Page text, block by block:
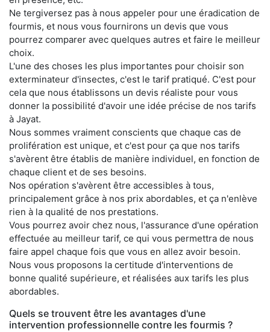
Ne tergiversez pas à nous appeler pour une éradication de
fourmis, et nous vous fournirons un devis que vous
pourrez comparer avec quelques autres et faire le meilleur
choix.
L'une des choses les plus importantes pour choisir son
exterminateur d'insectes, c'est le tarif pratiqué. C'est pour
cela que nous établissons un devis réaliste pour vous
donner la possibilité d'avoir une idée précise de nos tarifs
à Jayat.
Nous sommes vraiment conscients que chaque cas de
prolifération est unique, et c'est pour ça que nos tarifs
s'avèrent être établis de manière individuel, en fonction de
chaque client et de ses besoins.
Nos opération s'avèrent être accessibles à tous,
principalement grâce à nos prix abordables, et ça n'enlève
rien à la qualité de nos prestations.
Vous pourrez avoir chez nous, l'assurance d'une opération
effectuée au meilleur tarif, ce qui vous permettra de nous
faire appel chaque fois que vous en allez avoir besoin.
Nous vous proposons la certitude d'interventions de
bonne qualité supérieure, et réalisées aux tarifs les plus
abordables.
Quels se trouvent être les avantages d'une
intervention professionnelle contre les fourmis ?